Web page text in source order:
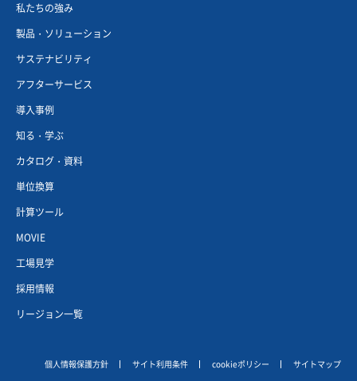
私たちの強み
製品・ソリューション
サステナビリティ
アフターサービス
導入事例
知る・学ぶ
カタログ・資料
単位換算
計算ツール
MOVIE
工場見学
採用情報
リージョン一覧
個人情報保護方針 サイト利用条件 cookieポリシー サイトマップ